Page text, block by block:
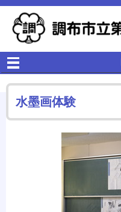
水墨画体験